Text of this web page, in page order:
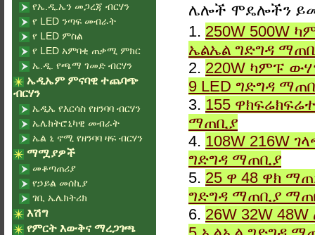
ሌሎች ሞዴሎችን
1. 250W 500W
ኤልኤል ግድግዳ
2. 220W ካምፑ
9 LED ግድግዳ
3. 155
ማጠቢያ
4. 108W 216W
ግድግዳ ማጠቢያ
5. 25 ዋ 48 ዋክ
ግድግዳ ማጠቢያ
6. 26W 32W
የኤ.ዲ.ኤን መጋረጃ ብርሃን
የ LED ንጣፍ መብራት
የ LED ምስል
የ LED አምባቂ ጠቃሚ ምክር
ኤ.ዲ. የጫማ ገመድ ብርሃን
ኤዲኤም ምናባዊ ተጨባጭ
ብርሃን
ኤዲኤ የእርሳስ የዘንባባ ብርሃን
ኤሌክትሮኒካዊ መብራት
ኤል ኒ ኖሚ የዘንባባ ዛፍ ብርሃን
ማሟያዎች
መቆጣጠሪያ
የኃይል መሰኪያ
ገቢ ኤሌክትሪክ
እሽግ
የምርት እውቅና ማረጋገጫ